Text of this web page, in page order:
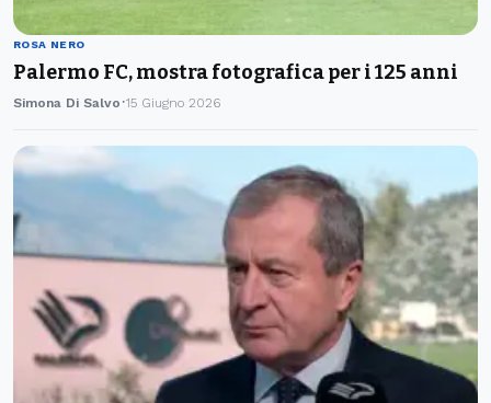
ROSA NERO
Palermo FC, mostra fotografica per i 125 anni
Simona Di Salvo 15 Giugno 2026